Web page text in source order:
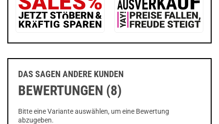
DAS SAGEN ANDERE KUNDEN
BEWERTUNGEN (8)
Bitte eine Variante auswählen, um eine Bewertung
abzugeben.